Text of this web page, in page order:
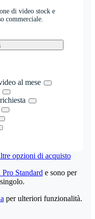
di video stock e
commerciale.
al mese
opzioni di acquisto
Standard e sono per
per ulteriori funzionalità.